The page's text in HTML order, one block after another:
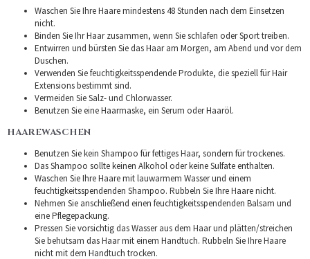
Waschen Sie Ihre Haare mindestens 48 Stunden nach dem Einsetzen
nicht.
Binden Sie Ihr Haar zusammen, wenn Sie schlafen oder Sport treiben.
Entwirren und bürsten Sie das Haar am Morgen, am Abend und vor dem
Duschen.
Verwenden Sie feuchtigkeitsspendende Produkte, die speziell für Hair
Extensions bestimmt sind.
Vermeiden Sie Salz- und Chlorwasser.
Benutzen Sie eine Haarmaske, ein Serum oder Haaröl.
HAAREWASCHEN
Benutzen Sie kein Shampoo für fettiges Haar, sondern für trockenes.
Das Shampoo sollte keinen Alkohol oder keine Sulfate enthalten.
Waschen Sie Ihre Haare mit lauwarmem Wasser und einem
feuchtigkeitsspendenden Shampoo. Rubbeln Sie Ihre Haare nicht.
Nehmen Sie anschließend einen feuchtigkeitsspendenden Balsam und
eine Pflegepackung.
Pressen Sie vorsichtig das Wasser aus dem Haar und plätten/streichen
Sie behutsam das Haar mit einem Handtuch. Rubbeln Sie Ihre Haare
nicht mit dem Handtuch trocken.